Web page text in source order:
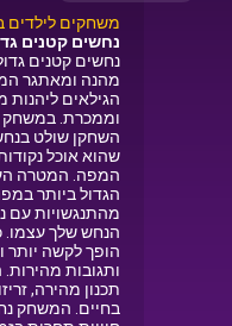
משחקים לילדים
נחשים קטנים
נחשים קטנים
מהנה ומאתגר
הגילאים
וממכרת. במשחק
השחקן שולט
שהוא אוכל
המפה. המטרה
הגדול ביותר
מהתנגשויות עם
הנחש שלך
הופך לקשה יותר
ותגובות
תכנון מהירה,
בחיים. המשחק